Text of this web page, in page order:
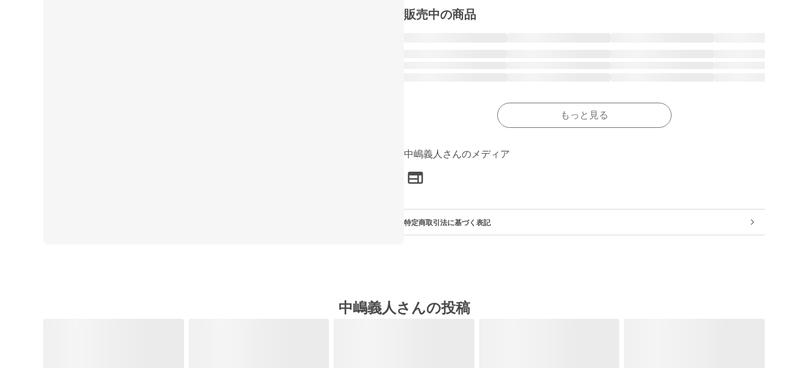
販売中の商品
もっと見る
中嶋義人さんのメディア
特定商取引法に基づく表記
中嶋義人さんの投稿